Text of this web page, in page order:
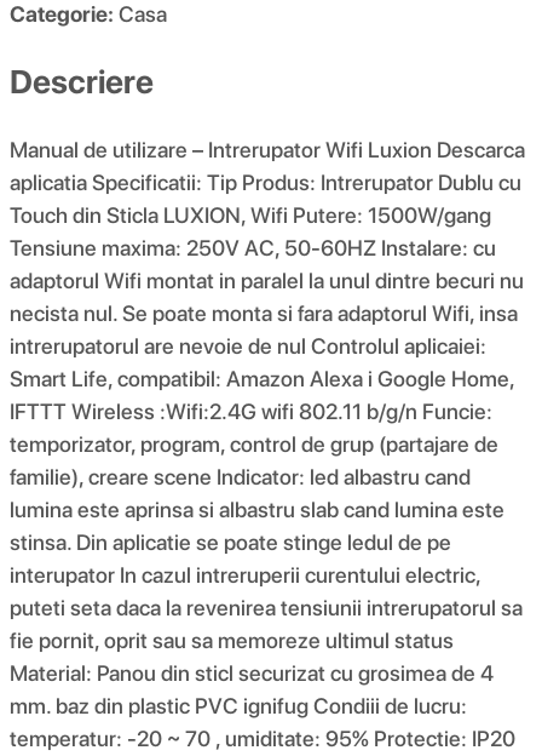
Categorie: Casa
Descriere
Manual de utilizare – Intrerupator Wifi Luxion Descarca
aplicatia Specificatii: Tip Produs: Intrerupator Dublu cu
Touch din Sticla LUXION, Wifi Putere: 1500W/gang
Tensiune maxima: 250V AC, 50-60HZ Instalare: cu
adaptorul Wifi montat in paralel la unul dintre becuri nu
necista nul. Se poate monta si fara adaptorul Wifi, insa
intrerupatorul are nevoie de nul Controlul aplicaiei:
Smart Life, compatibil: Amazon Alexa i Google Home,
IFTTT Wireless :Wifi:2.4G wifi 802.11 b/g/n Funcie:
temporizator, program, control de grup (partajare de
familie), creare scene Indicator: led albastru cand
lumina este aprinsa si albastru slab cand lumina este
stinsa. Din aplicatie se poate stinge ledul de pe
interupator In cazul intreruperii curentului electric,
puteti seta daca la revenirea tensiunii intrerupatorul sa
fie pornit, oprit sau sa memoreze ultimul status
Material: Panou din sticl securizat cu grosimea de 4
mm. baz din plastic PVC ignifug Condiii de lucru:
temperatur: -20 ~ 70 , umiditate: 95% Protectie: IP20